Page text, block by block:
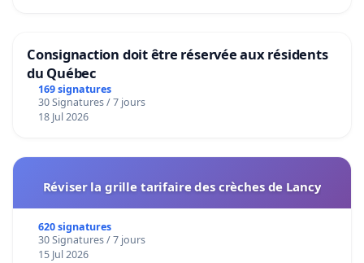
Consignaction doit être réservée aux résidents
du Québec
169 signatures
30 Signatures / 7 jours
18 Jul 2026
Réviser la grille tarifaire des crèches de Lancy
620 signatures
30 Signatures / 7 jours
15 Jul 2026